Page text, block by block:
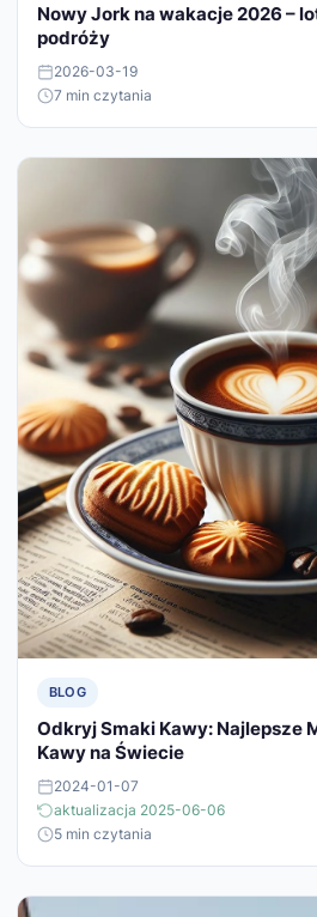
Nowy Jork na wakacje 2026 –
podróży
2026-03-19
7 min czytania
BLOG
Odkryj Smaki Kawy: Najlepsze
Kawy na Świecie
2024-01-07
aktualizacja 2025-06-06
5 min czytania